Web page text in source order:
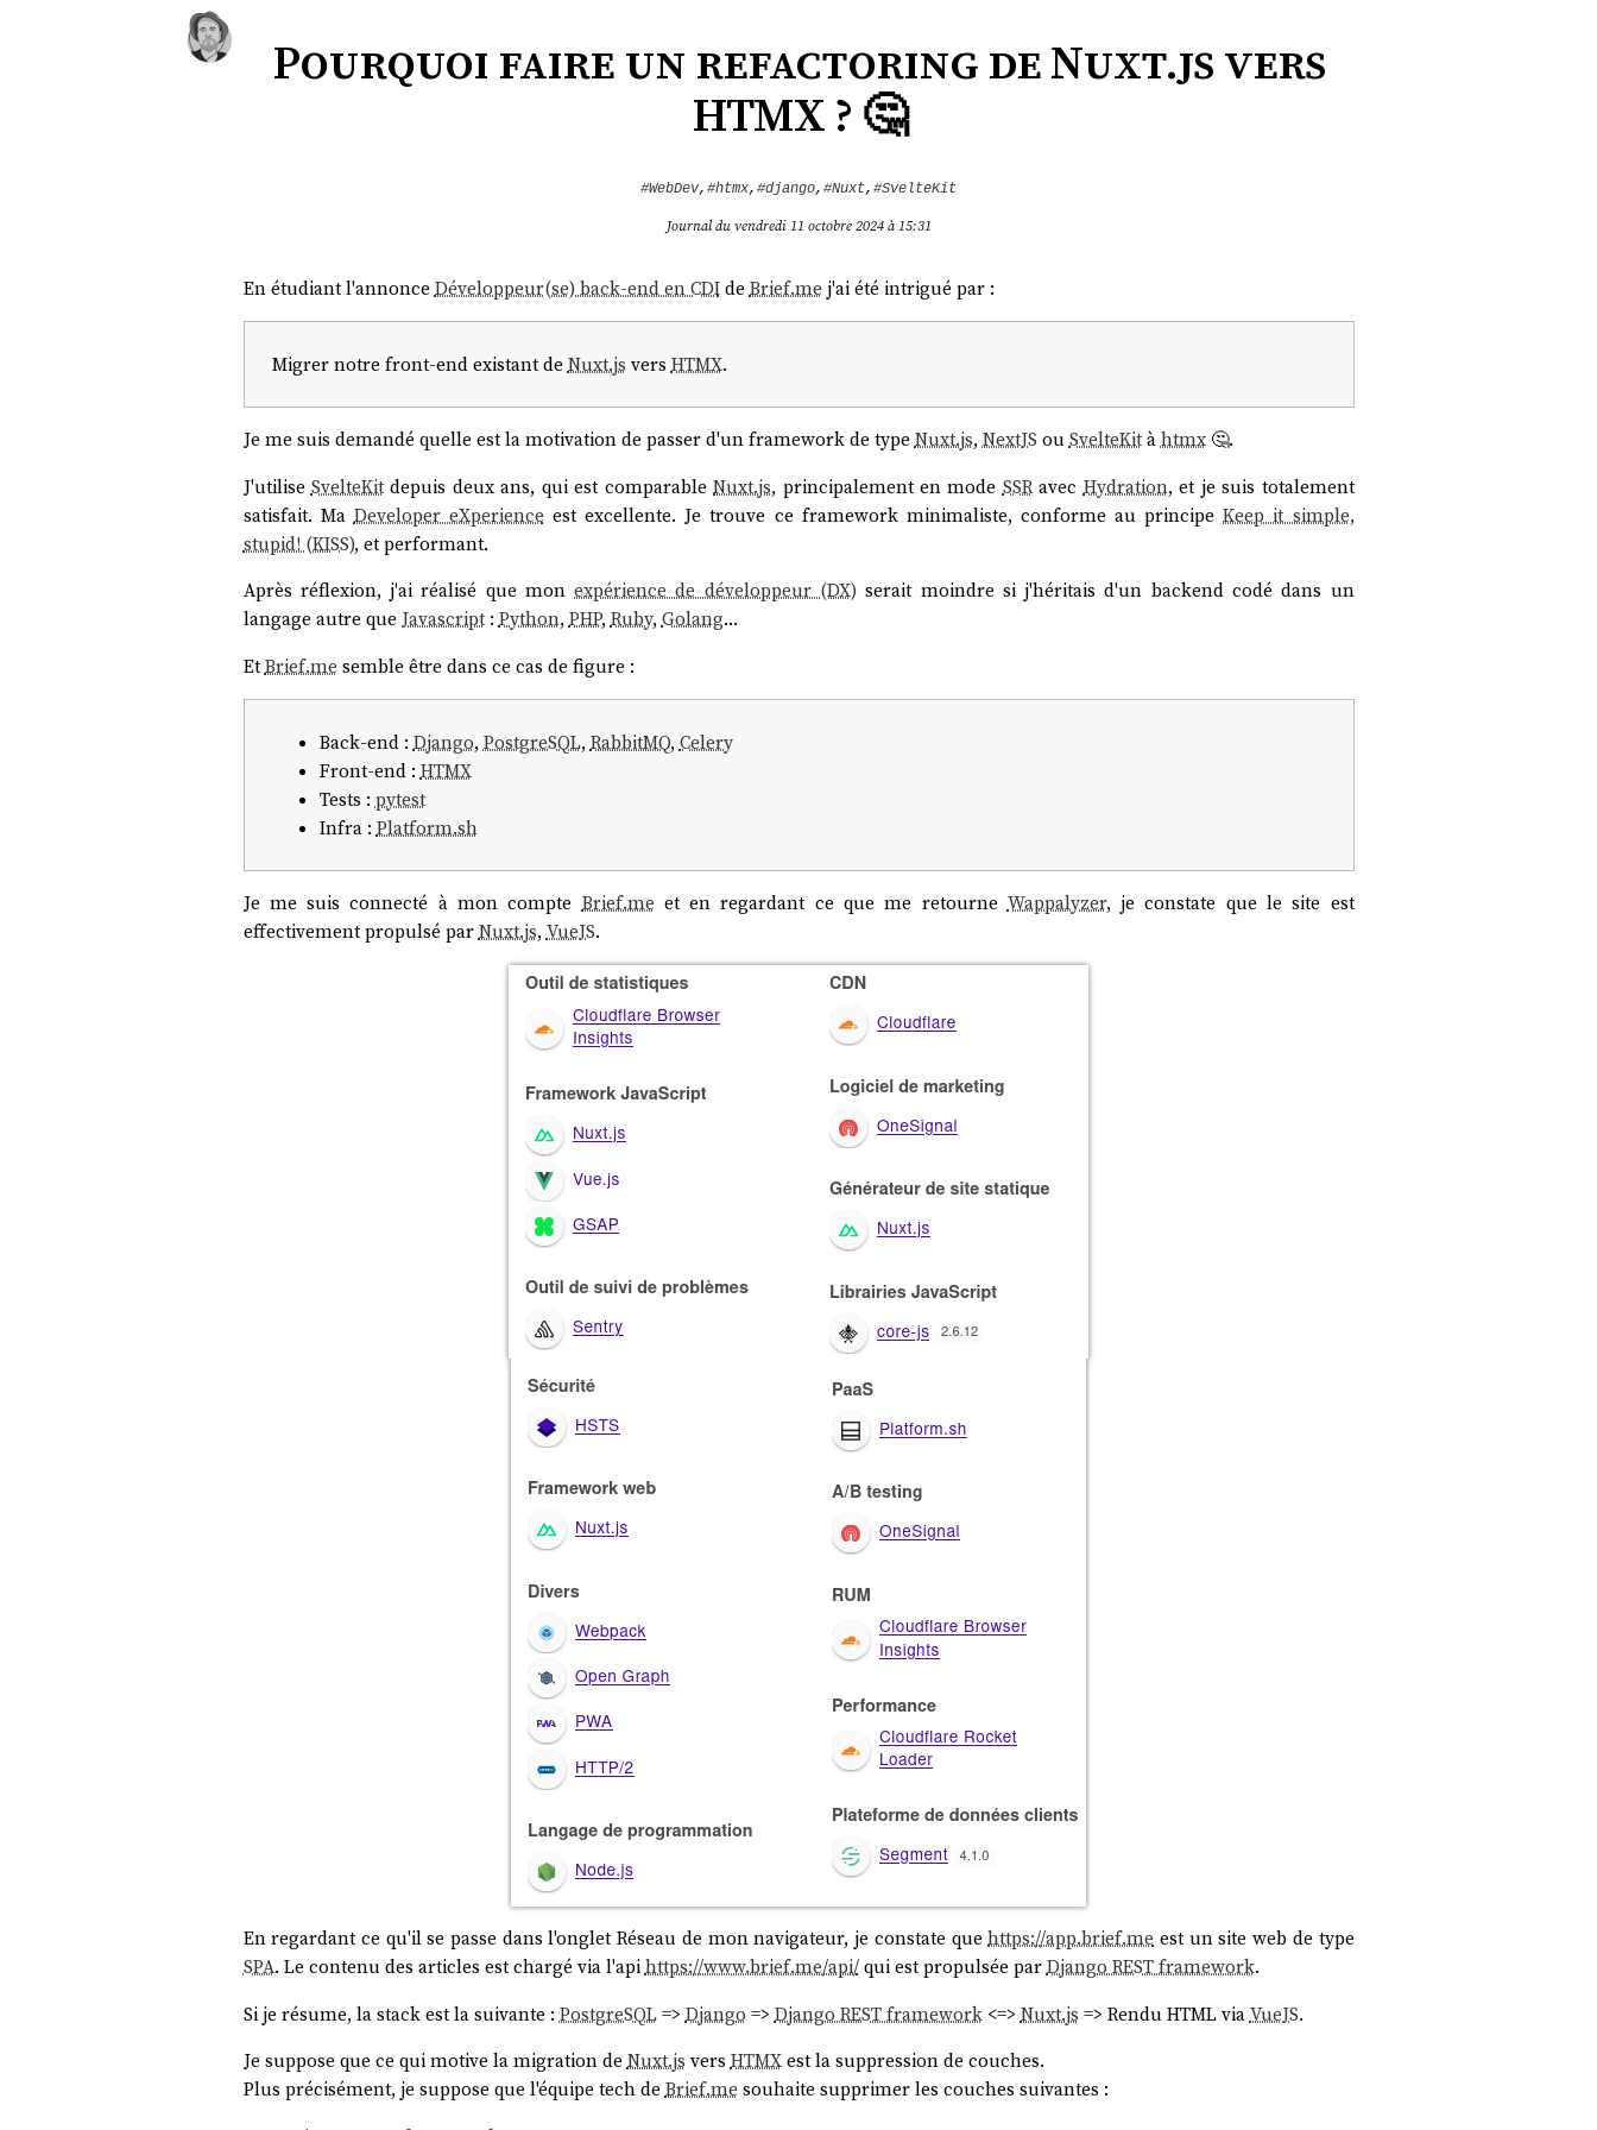
Pourquoi faire un refactoring de Nuxt.js vers
HTMX ? 🤔
#WebDev, #htmx, #django, #Nuxt, #SvelteKit
Journal du vendredi 11 octobre 2024 à 15:31
En étudiant l'annonce Développeur(se) back-end en CDIde Brief.me j'ai été intrigué par :
Migrer notre front-end existant de Nuxt.js vers HTMX.
Je me suis demandé quelle est la motivation de passer d'un framework de typeNuxt.js,NextJS ouSvelteKitàhtmx🤔.
J'utilise SvelteKitdepuis deux ans, qui est comparableNuxt.js, principalement en mode SSRavec Hydration, et je suis totalement
satisfait. Ma Developer eXperience est excellente. Je trouve ce framework minimaliste, conforme au principeKeep it simple,
stupid! (KISS), et performant.
Après réflexion, j'ai réalisé que monexpérience de développeur (DX) serait moindre si j'héritais d'un backend codé dans un
langage autre que Javascript:Python,PHP,Ruby,Golang…
EtBrief.me semble être dans ce cas de figure :
Back-end : Django, PostgreSQL, RabbitMQ, Celery
Front-end : HTMX
Tests : pytest
Infra : Platform.sh
Je me suis connecté à mon compteBrief.me et en regardant ce que me retourneWappalyzer, je constate que le site est
effectivement propulsé parNuxt.js,VueJS.
En regardant ce qu'il se passe dans l'onglet Réseau de mon navigateur, je constate quehttps://app.brief.me est un site web de type
SPA. Le contenu des articles est chargé via l'apihttps://www.brief.me/api/qui est propulsée parDjango REST framework.
Si je résume, la stack est la suivante : PostgreSQL=> Django => Django REST framework<=> Nuxt.js => Rendu HTML viaVueJS.
Je suppose que ce qui motive la migration de Nuxt.js vers HTMXest la suppression de couches.
Plus précisément, je suppose que l'équipe tech de Brief.me souhaite supprimer les couches suivantes :